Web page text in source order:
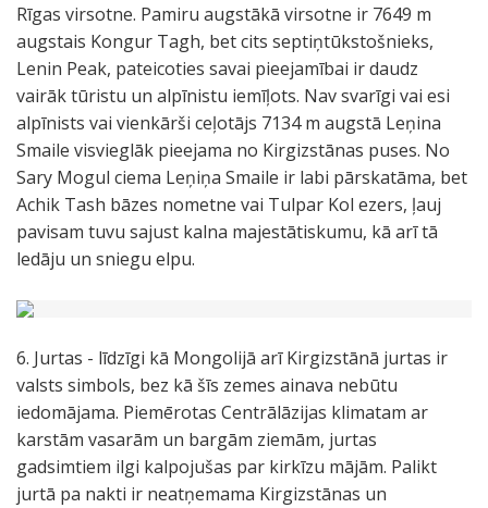
Rīgas virsotne. Pamiru augstākā virsotne ir 7649 m
augstais Kongur Tagh, bet cits septiņtūkstošnieks,
Lenin Peak, pateicoties savai pieejamībai ir daudz
vairāk tūristu un alpīnistu iemīļots. Nav svarīgi vai esi
alpīnists vai vienkārši ceļotājs 7134 m augstā Leņina
Smaile visvieglāk pieejama no Kirgizstānas puses. No
Sary Mogul ciema Leņiņa Smaile ir labi pārskatāma, bet
Achik Tash bāzes nometne vai Tulpar Kol ezers, ļauj
pavisam tuvu sajust kalna majestātiskumu, kā arī tā
ledāju un sniegu elpu.
6. Jurtas - līdzīgi kā Mongolijā arī Kirgizstānā jurtas ir
valsts simbols, bez kā šīs zemes ainava nebūtu
iedomājama. Piemērotas Centrālāzijas klimatam ar
karstām vasarām un bargām ziemām, jurtas
gadsimtiem ilgi kalpojušas par kirkīzu mājām. Palikt
jurtā pa nakti ir neatņemama Kirgizstānas un